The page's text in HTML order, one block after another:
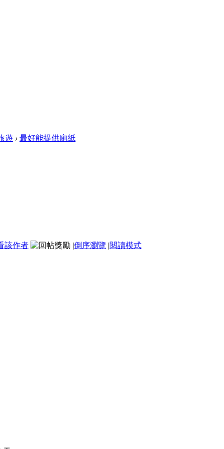
遊 › 最好能提供廁紙
該作者 |倒序瀏覽 |閱讀模式